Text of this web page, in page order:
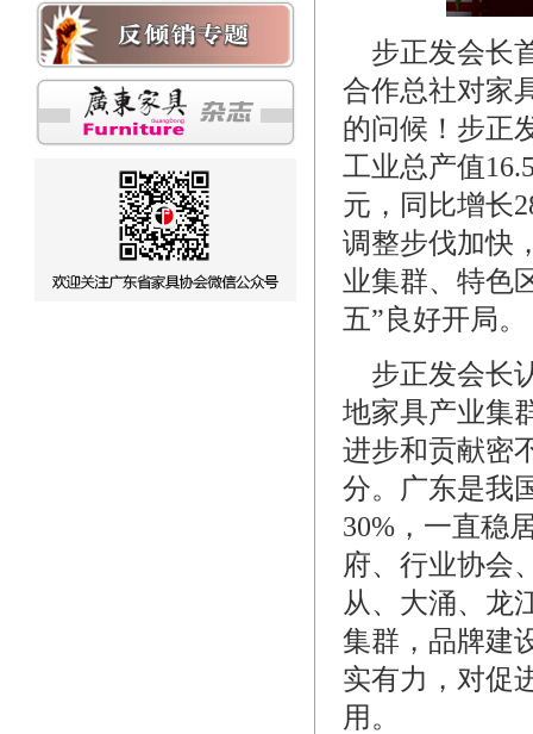
步正发会长
合作总社对家
的问候！步正
工业总产值
元，同比增长
调整步伐加快
业集群、特色
五”良好开局。
步正发会长
地家具产业集
进步和贡献密
分。广东是我
30%，一直稳
府、行业协会
从、大涌、龙
集群，品牌建
实有力，对促
用。